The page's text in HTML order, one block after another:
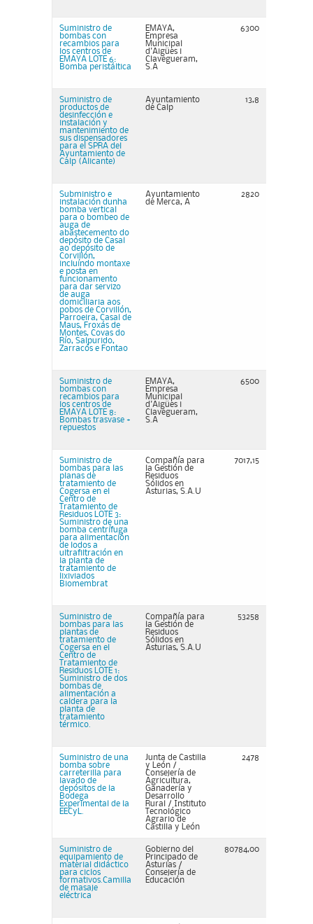
Suministro de
bombas con
recambios para
los centros de
EMAYA LOTE 6:
Bomba peristáltica
EMAYA,
Empresa
Municipal
d'Aigües i
Clavegueram,
S.A
6300
Suministro de
productos de
desinfección e
instalación y
mantenimiento de
sus dispensadores
para el SPRA del
Ayuntamiento de
Calp (Alicante)
Ayuntamiento
de Calp
13,8
Subministro e
instalación dunha
bomba vertical
para o bombeo de
auga de
abastecemento do
depósito de Casal
ao depósito de
Corvillón,
incluíndo montaxe
e posta en
funcionamento
para dar servizo
de auga
domiciliaria aos
pobos de Corvillón,
Parroeira, Casal de
Maus, Froxás de
Montes, Covas do
Río, Salpurido,
Zarracós e Fontao
Ayuntamiento
de Merca, A
2820
Suministro de
bombas con
recambios para
los centros de
EMAYA LOTE 8:
Bombas trasvase +
repuestos
EMAYA,
Empresa
Municipal
d'Aigües i
Clavegueram,
S.A
6500
Suministro de
bombas para las
planas de
tratamiento de
Cogersa en el
Centro de
Tratamiento de
Residuos LOTE 3:
Suministro de una
bomba centrífuga
para alimentación
de lodos a
ultrafiltración en
la planta de
tratamiento de
lixiviados
Biomembrat
Compañía para
la Gestión de
Residuos
Sólidos en
Asturias, S.A.U
7017,15
Suministro de
bombas para las
plantas de
tratamiento de
Cogersa en el
Centro de
Tratamiento de
Residuos LOTE 1:
Suministro de dos
bombas de
alimentación a
caldera para la
planta de
tratamiento
térmico.
Compañía para
la Gestión de
Residuos
Sólidos en
Asturias, S.A.U
53258
Suministro de una
bomba sobre
carreterilla para
lavado de
depósitos de la
Bodega
Experimental de la
EECyL.
Junta de Castilla
y León /
Consejería de
Agricultura,
Ganadería y
Desarrollo
Rural / Instituto
Tecnológico
Agrario de
Castilla y León
2478
Suministro de
equipamiento de
material didáctico
para ciclos
formativos.Camilla
de masaje
eléctrica
Gobierno del
Principado de
Asturias /
Consejería de
Educación
80784,00